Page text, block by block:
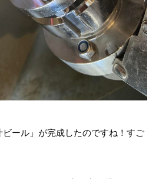
ール」が完成したのですね！すご